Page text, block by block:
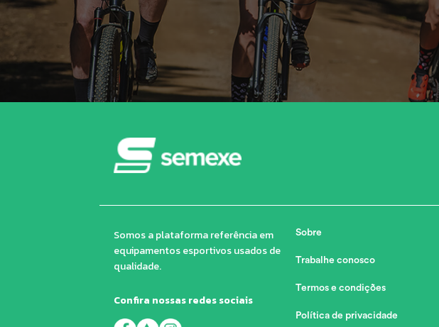
Somos a plataforma referência em
equipamentos esportivos usados de
qualidade.
Confira nossas redes sociais
Sobre
Trabalhe conosco
Termos e condições
Política de privacidade